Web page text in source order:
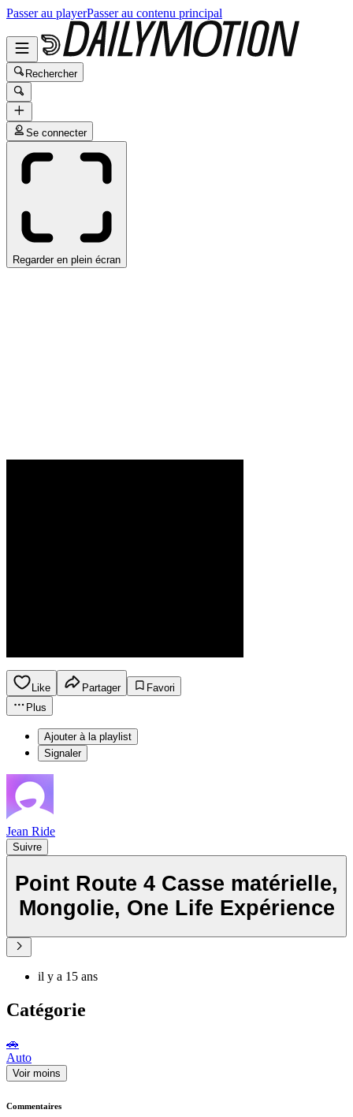
Passer au playerPasser au contenu principal
Rechercher
Se connecter
Regarder en plein écran
Like Partager
Favori
Plus
Ajouter à la playlist
Signaler
Jean Ride
Suivre
Point Route 4 Casse matérielle,
Mongolie, One Life Expérience
il y a 15 ans
Catégorie
🚗
Auto
Voir moins
Commentaires